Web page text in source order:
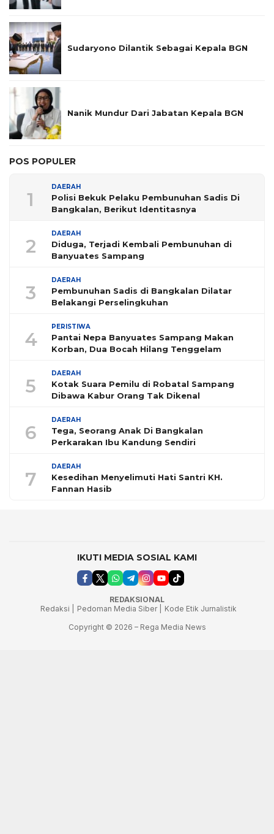
Sudaryono Dilantik Sebagai Kepala BGN
Nanik Mundur Dari Jabatan Kepala BGN
POS POPULER
1
DAERAH
Polisi Bekuk Pelaku Pembunuhan Sadis Di
Bangkalan, Berikut Identitasnya
2
DAERAH
Diduga, Terjadi Kembali Pembunuhan di
Banyuates Sampang
3
DAERAH
Pembunuhan Sadis di Bangkalan Dilatar
Belakangi Perselingkuhan
4
PERISTIWA
Pantai Nepa Banyuates Sampang Makan
Korban, Dua Bocah Hilang Tenggelam
5
DAERAH
Kotak Suara Pemilu di Robatal Sampang
Dibawa Kabur Orang Tak Dikenal
6
DAERAH
Tega, Seorang Anak Di Bangkalan
Perkarakan Ibu Kandung Sendiri
7
DAERAH
Kesedihan Menyelimuti Hati Santri KH.
Fannan Hasib
IKUTI MEDIA SOSIAL KAMI
REDAKSIONAL
Redaksi |
Pedoman Media Siber |
Kode Etik Jurnalistik
Copyright © 2026 – Rega Media News